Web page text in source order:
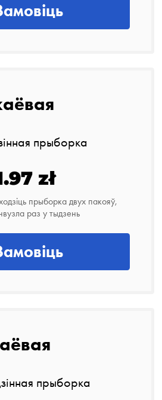
прыборка
zł
прыборка двух пакояў,
раз у тыдзень
прыборка